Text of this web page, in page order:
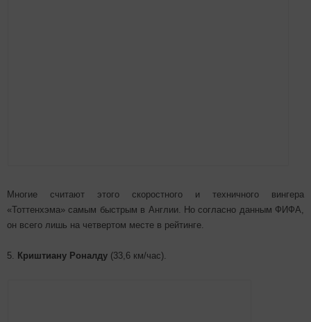
Многие считают этого скоростного и техничного вингера
«Тоттенхэма» самым быстрым в Англии. Но согласно данным ФИФА,
он всего лишь на четвертом месте в рейтинге.
5. Криштиану Роналду (33,6 км/час).